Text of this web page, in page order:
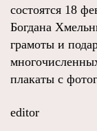
состоятся 18
Богдана
грамоты и
плакаты с
editor